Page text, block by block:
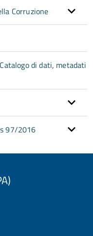
Corruzione
di dati, metadati
97/2016